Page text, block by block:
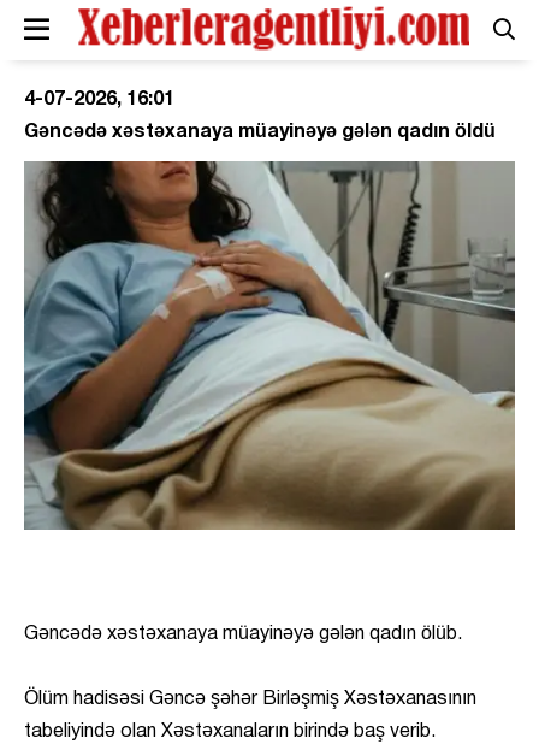
4-07-2026, 16:01
Gəncədə xəstəxanaya müayinəyə gələn qadın öldü
Gəncədə xəstəxanaya müayinəyə gələn qadın ölüb.
Ölüm hadisəsi Gəncə şəhər Birləşmiş Xəstəxanasının
tabeliyində olan Xəstəxanaların birində baş verib.